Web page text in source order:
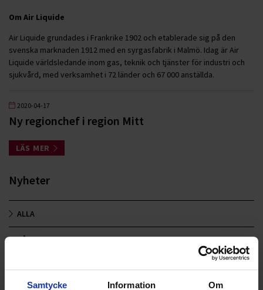
Samtycke Information Om
Om Air Liquide
Air Liquide grundades i Frankrike 1902 och etablerade sig på den
svenska marknaden 1912 med en syrgasfabrik i Malmö. Idag är Air
Liquide världsledande inom gas, teknik och tjänster för industri och
sjukvård, med verksamhet i 72 länder och 67 000 anställda.
2020-04-17
Ny regionchef i region Mitt
LÄS MER
Nyheter
ALLA
HÅLLBARHET
LANDSKRONA